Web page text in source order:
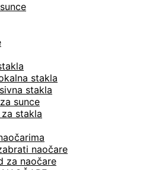
stakla
stakla
sunce
stakla
naočare
za naočare